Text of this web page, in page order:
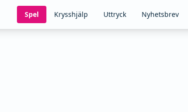
Spel Krysshjälp Uttryck Nyhetsbrev